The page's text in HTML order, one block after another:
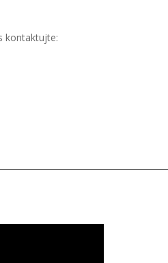
kontaktujte: